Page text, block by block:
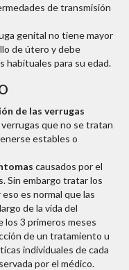
de transmisión
genital no tiene mayor
de útero y debe
habituales para su edad.
de las verrugas
verrugas que no se tratan
estables o
causados por el
Sin embargo tratar los
es normal que las
de la vida del
3 primeros meses
de un tratamiento u
individuales de cada
por el médico.